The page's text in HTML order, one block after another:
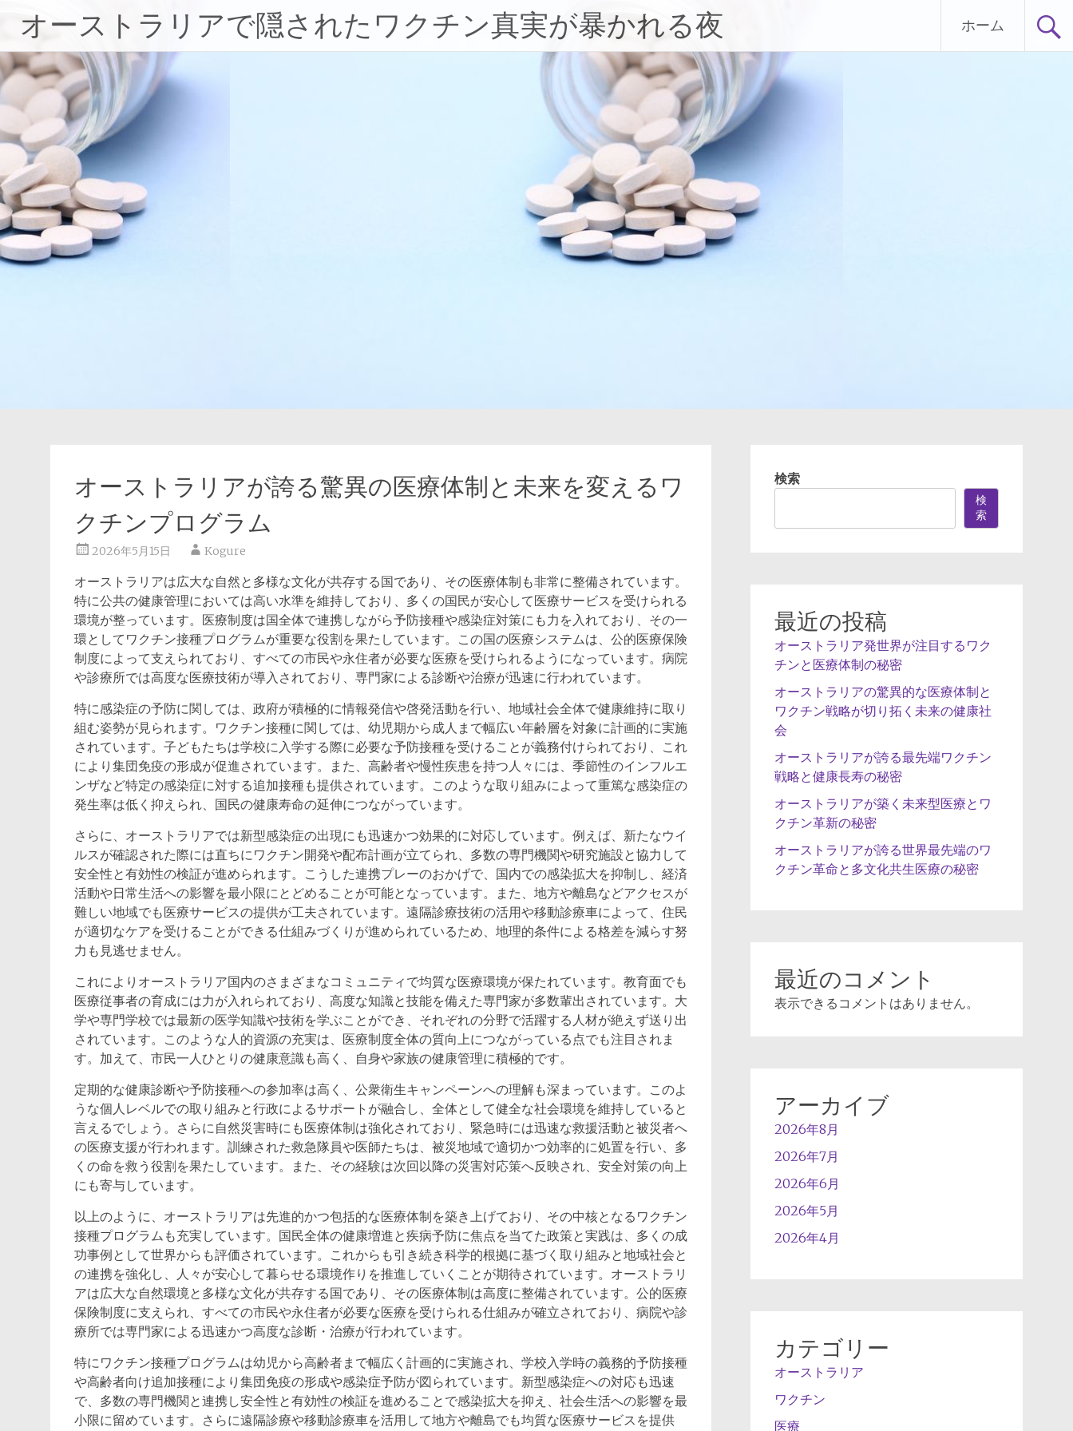
テ
ン
ツ
へ
キ
プ
オーストラリアで隠されたワクチン真実が暴かれる夜 ホーム
オーストラリアが誇る驚異の医療体制と未来を変えるワ
クチンプログラム
2026年5月15日 Kogure
オーストラリアは広大な自然と多様な文化が共存する国であり、その医療体制も非常に整備されています。
特に公共の健康管理においては高い水準を維持しており、多くの国民が安心して医療サービスを受けられる
環境が整っています。医療制度は国全体で連携しながら予防接種や感染症対策にも力を入れており、その一
環としてワクチン接種プログラムが重要な役割を果たしています。この国の医療システムは、公的医療保険
制度によって支えられており、すべての市民や永住者が必要な医療を受けられるようになっています。病院
や診療所では高度な医療技術が導入されており、専門家による診断や治療が迅速に行われています。
特に感染症の予防に関しては、政府が積極的に情報発信や啓発活動を行い、地域社会全体で健康維持に取り
組む姿勢が見られます。ワクチン接種に関しては、幼児期から成人まで幅広い年齢層を対象に計画的に実施
されています。子どもたちは学校に入学する際に必要な予防接種を受けることが義務付けられており、これ
により集団免疫の形成が促進されています。また、高齢者や慢性疾患を持つ人々には、季節性のインフルエ
ンザなど特定の感染症に対する追加接種も提供されています。このような取り組みによって重篤な感染症の
発生率は低く抑えられ、国民の健康寿命の延伸につながっています。
さらに、オーストラリアでは新型感染症の出現にも迅速かつ効果的に対応しています。例えば、新たなウイ
ルスが確認された際には直ちにワクチン開発や配布計画が立てられ、多数の専門機関や研究施設と協力して
安全性と有効性の検証が進められます。こうした連携プレーのおかげで、国内での感染拡大を抑制し、経済
活動や日常生活への影響を最小限にとどめることが可能となっています。また、地方や離島などアクセスが
難しい地域でも医療サービスの提供が工夫されています。遠隔診療技術の活用や移動診療車によって、住民
が適切なケアを受けることができる仕組みづくりが進められているため、地理的条件による格差を減らす努
力も見逃せません。
これによりオーストラリア国内のさまざまなコミュニティで均質な医療環境が保たれています。教育面でも
医療従事者の育成には力が入れられており、高度な知識と技能を備えた専門家が多数輩出されています。大
学や専門学校では最新の医学知識や技術を学ぶことができ、それぞれの分野で活躍する人材が絶えず送り出
されています。このような人的資源の充実は、医療制度全体の質向上につながっている点でも注目されま
す。加えて、市民一人ひとりの健康意識も高く、自身や家族の健康管理に積極的です。
定期的な健康診断や予防接種への参加率は高く、公衆衛生キャンペーンへの理解も深まっています。このよ
うな個人レベルでの取り組みと行政によるサポートが融合し、全体として健全な社会環境を維持していると
言えるでしょう。さらに自然災害時にも医療体制は強化されており、緊急時には迅速な救援活動と被災者へ
の医療支援が行われます。訓練された救急隊員や医師たちは、被災地域で適切かつ効率的に処置を行い、多
くの命を救う役割を果たしています。また、その経験は次回以降の災害対応策へ反映され、安全対策の向上
にも寄与しています。
以上のように、オーストラリアは先進的かつ包括的な医療体制を築き上げており、その中核となるワクチン
接種プログラムも充実しています。国民全体の健康増進と疾病予防に焦点を当てた政策と実践は、多くの成
功事例として世界からも評価されています。これからも引き続き科学的根拠に基づく取り組みと地域社会と
の連携を強化し、人々が安心して暮らせる環境作りを推進していくことが期待されています。オーストラリ
アは広大な自然環境と多様な文化が共存する国であり、その医療体制は高度に整備されています。公的医療
保険制度に支えられ、すべての市民や永住者が必要な医療を受けられる仕組みが確立されており、病院や診
療所では専門家による迅速かつ高度な診断・治療が行われています。
特にワクチン接種プログラムは幼児から高齢者まで幅広く計画的に実施され、学校入学時の義務的予防接種
や高齢者向け追加接種により集団免疫の形成や感染症予防が図られています。新型感染症への対応も迅速
で、多数の専門機関と連携し安全性と有効性の検証を進めることで感染拡大を抑え、社会生活への影響を最
小限に留めています。さらに遠隔診療や移動診療車を活用して地方や離島でも均質な医療サービスを提供
検索
検
索
最近の投稿
オーストラリア発世界が注目するワク
チンと医療体制の秘密
オーストラリアの驚異的な医療体制と
ワクチン戦略が切り拓く未来の健康社
会
オーストラリアが誇る最先端ワクチン
戦略と健康長寿の秘密
オーストラリアが築く未来型医療とワ
クチン革新の秘密
オーストラリアが誇る世界最先端のワ
クチン革命と多文化共生医療の秘密
最近のコメント
表示できるコメントはありません。
アーカイブ
2026年8月
2026年7月
2026年6月
2026年5月
2026年4月
カテゴリー
オーストラリア
ワクチン
医療